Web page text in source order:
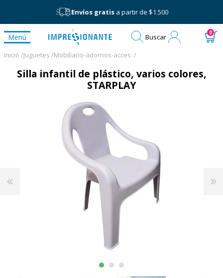
Envíos gratisa partir de $1.500
Menú Buscar 0
Inicio /Juguetes /Mobiliario-adornos-acces. /
Silla infantil de plástico, varios colores,
STARPLAY